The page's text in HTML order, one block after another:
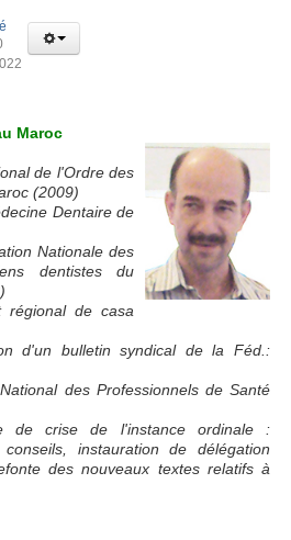
Maroc
de l'Ordre des
(2009)
Dentaire de
Nationale des
dentistes du
régional de casa
d'un bulletin syndical de la Féd.:
des Professionnels de Santé
de crise de l'instance ordinale :
instauration de délégation
des nouveaux textes relatifs à